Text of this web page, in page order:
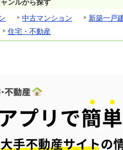
ンルから探す
中古マンション 新築一戸
住宅・不動産